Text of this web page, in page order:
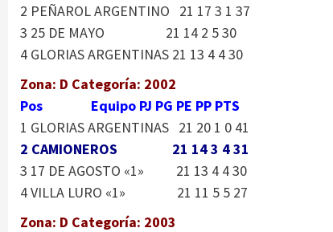
2 PEÑAROL ARGENTINO 21 17 3 1 37
3 25 DE MAYO 21 14 2 5 30
4 GLORIAS ARGENTINAS 21 13 4 4 30
Zona: D Categoría: 2002
Pos Equipo PJ PG PE PP PTS
1 GLORIAS ARGENTINAS 21 20 1 0 41
2 CAMIONEROS 21 14 3 4 31
3 17 DE AGOSTO «1» 21 13 4 4 30
4 VILLA LURO «1» 21 11 5 5 27
Zona: D Categoría: 2003